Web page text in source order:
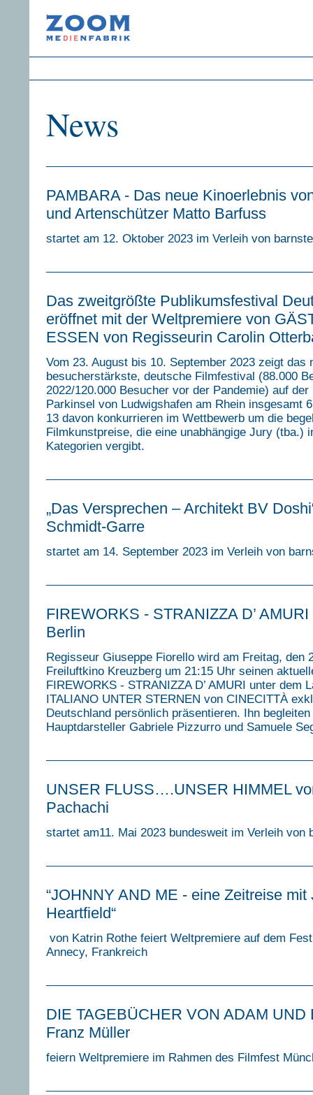
News
PAMBARA - Das neue Kinoerlebnis
und Artenschützer Matto Barfuss
startet am 12. Oktober 2023 im Verleih von
Das zweitgrößte Publikumsfestival
eröffnet mit der Weltpremiere von
ESSEN von Regisseurin Carolin
Vom 23. August bis 10. September 2023 zeigt das
besucherstärkste, deutsche Filmfestival (88.000
2022/120.000 Besucher vor der Pandemie) auf
Parkinsel von Ludwigshafen am Rhein insgesamt
13 davon konkurrieren im Wettbewerb um die
Filmkunstpreise, die eine unabhängige Jury (tba.)
Kategorien vergibt.
„Das Versprechen – Architekt BV
Schmidt-Garre
startet am 14. September 2023 im Verleih von
FIREWORKS - STRANIZZA D’
Berlin
Regisseur Giuseppe Fiorello wird am Freitag, den
Freiluftkino Kreuzberg um 21:15 Uhr seinen
FIREWORKS - STRANIZZA D’ AMURI unter dem
ITALIANO UNTER STERNEN von CINECITTÀ
Deutschland persönlich präsentieren. Ihn
Hauptdarsteller Gabriele Pizzurro und Samuele
UNSER FLUSS….UNSER HIMMEL
Pachachi
startet am11. Mai 2023 bundesweit im Verleih von
“JOHNNY AND ME - eine Zeitreise mit
Heartfield“
von Katrin Rothe feiert Weltpremiere auf dem
Annecy, Frankreich
DIE TAGEBÜCHER VON ADAM UND
Franz Müller
feiern Weltpremiere im Rahmen des Filmfest